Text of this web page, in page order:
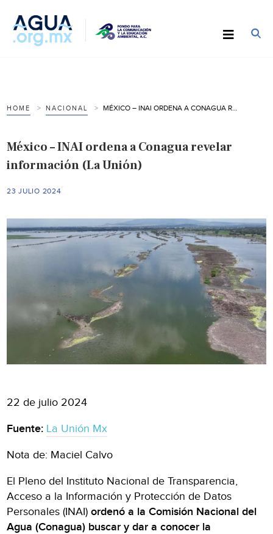
HOME NACIONAL
México – INAI ordena a Conagua revelar
información (La Unión)
23 JULIO 2024
22 de julio 2024
Fuente: La Unión Mx
Nota de: Maciel Calvo
El Pleno del Instituto Nacional de Transparencia,
Acceso a la Información y Protección de Datos
Personales (INAI)ordenó a la Comisión Nacional del
Agua (Conagua) buscar y dar a conocer la